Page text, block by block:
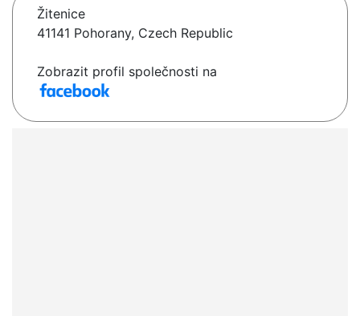
Žitenice
41141 Pohorany, Czech Republic
Zobrazit profil společnosti na